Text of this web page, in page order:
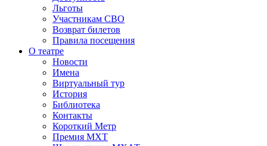
Льготы
Участникам СВО
Возврат билетов
Правила посещения
О театре
Новости
Имена
Виртуальный тур
История
Библиотека
Контакты
Короткий Метр
Премия МХТ